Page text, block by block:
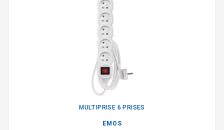
MULTIPRISE 6 PRISES
EMOS